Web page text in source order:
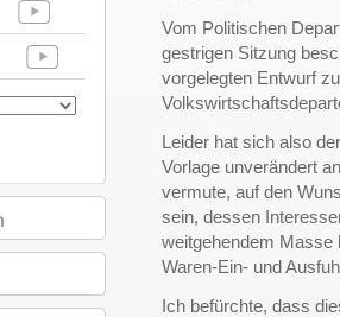
Vom Politischen
gestrigen Sitzung
vorgelegten Entwurf
Leider hat sich also
Vorlage unverändert
vermute, auf den
sein, dessen
weitgehendem Masse
Waren-Ein- und
Ich befürchte, dass